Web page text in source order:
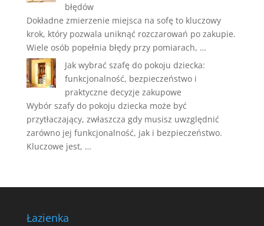
błędów
Dokładne zmierzenie miejsca na sofę to kluczowy
krok, który pozwala uniknąć rozczarowań po zakupie.
Wiele osób popełnia błędy przy pomiarach, …
Jak wybrać szafę do pokoju dziecka:
funkcjonalność, bezpieczeństwo i
praktyczne decyzje zakupowe
Wybór szafy do pokoju dziecka może być
przytłaczający, zwłaszcza gdy musisz uwzględnić
zarówno jej funkcjonalność, jak i bezpieczeństwo.
Kluczowe jest, …
Łazienka